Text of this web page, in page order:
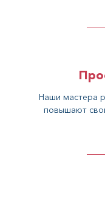
Наши мастера
повышают